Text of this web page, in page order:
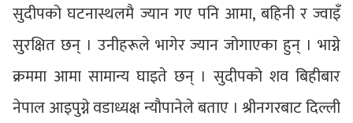
सुदीपको घटनास्थलमै ज्यान गए पनि आमा, बहिनी र ज्वाइँ
सुरक्षित छन् । उनीहरूले भागेर ज्यान जोगाएका हुन् । भाग्ने
क्रममा आमा सामान्य घाइते छन् । सुदीपको शव बिहीबार
नेपाल आइपुग्ने वडाध्यक्ष न्यौपानेले बताए । श्रीनगरबाट दिल्ली